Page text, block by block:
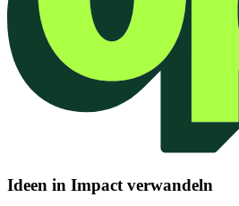
Ideen in Impact verwandeln